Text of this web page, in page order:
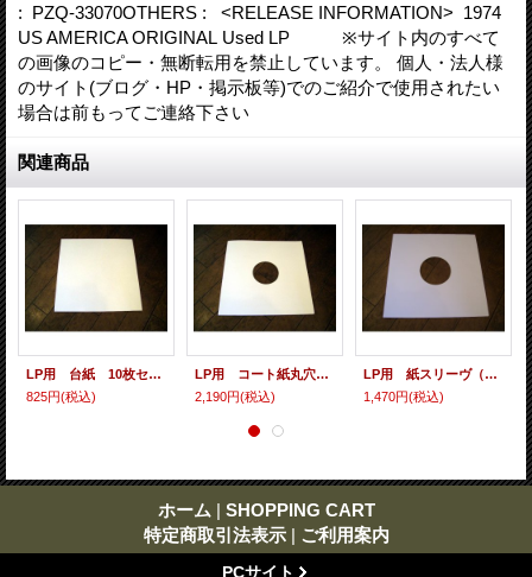
: PZQ-33070OTHERS : <RELEASE INFORMATION> 1974
US AMERICA ORIGINAL Used LP ※サイト内のすべて
の画像のコピー・無断転用を禁止しています。 個人・法人様
のサイト(ブログ・HP・掲示板等)でのご紹介で使用されたい
場合は前もってご連絡下さい
関連商品
LP用 台紙 10枚セット
825円(税込)
LP用 コート紙丸穴ジャケ 10枚セット
2,190円(税込)
LP用 紙スリーヴ（レギュラー 四角の角） 10枚セット
1,470円(税込)
ホーム | SHOPPING CART
特定商取引法表示 | ご利用案内
PCサイト